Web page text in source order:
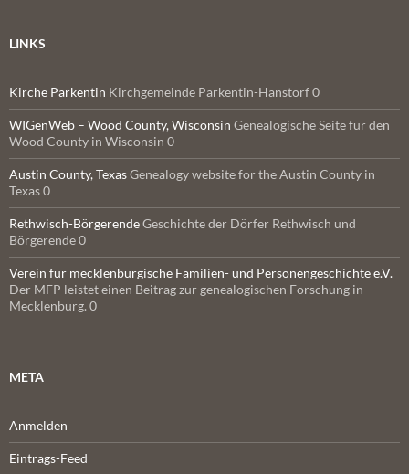
LINKS
Kirche Parkentin Kirchgemeinde Parkentin-Hanstorf 0
WIGenWeb – Wood County, Wisconsin Genealogische Seite für den
Wood County in Wisconsin 0
Austin County, TexasGenealogy website for the Austin County in
Texas 0
Rethwisch-BörgerendeGeschichte der Dörfer Rethwisch und
Börgerende 0
Verein für mecklenburgische Familien- und Personengeschichte e.V.
Der MFP leistet einen Beitrag zur genealogischen Forschung in
Mecklenburg. 0
META
Anmelden
Eintrags-Feed